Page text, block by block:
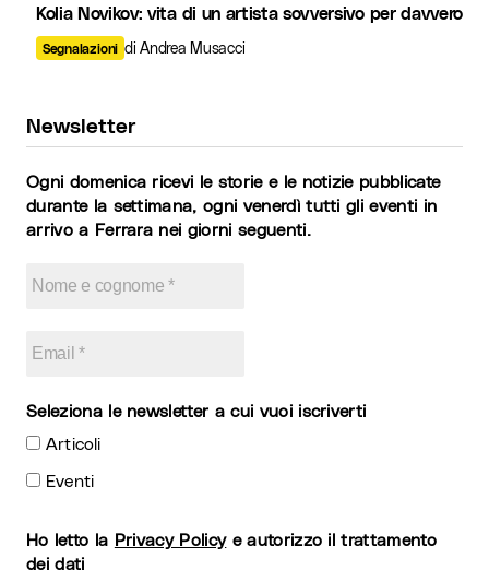
Kolia Novikov: vita di un artista sovversivo per davvero
Segnalazioni di Andrea Musacci
Newsletter
Ogni domenica ricevi le storie e le notizie pubblicate
durante la settimana, ogni venerdì tutti gli eventi in
arrivo a Ferrara nei giorni seguenti.
Seleziona le newsletter a cui vuoi iscriverti
Articoli
Eventi
Ho letto la Privacy Policye autorizzo il trattamento
dei dati